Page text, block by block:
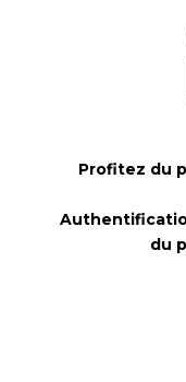
Profitez du
du